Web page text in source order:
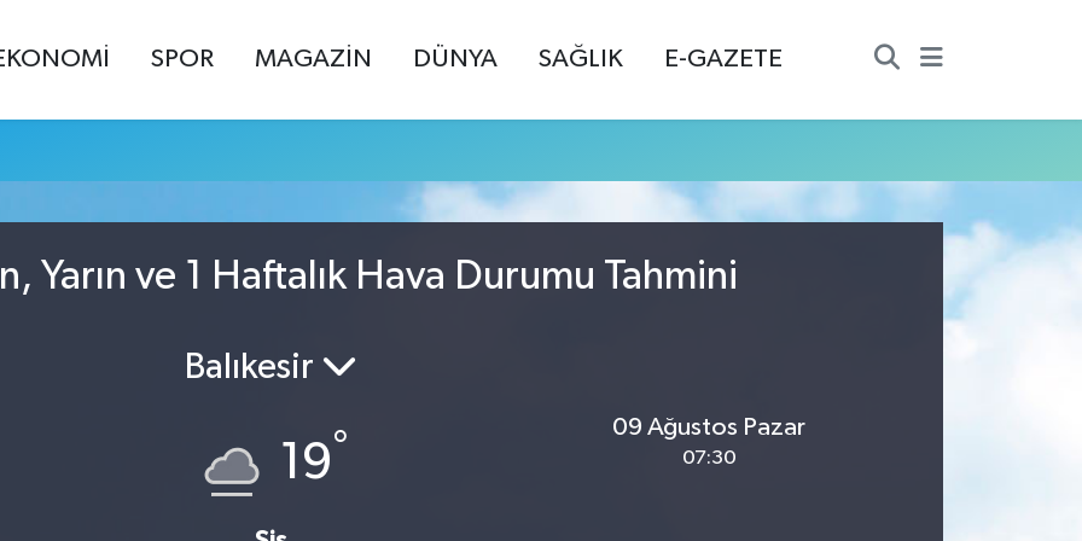
SPOR MAGAZİN DÜNYA SAĞLIK E-GAZETE
Yarın ve 1 Haftalık Hava Durumu Tahmini
Balıkesir
19°
09 Ağustos Pazar
07:30